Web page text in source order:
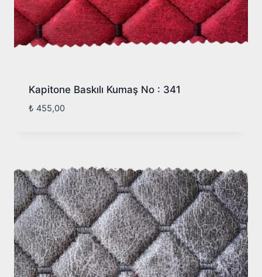
Kapitone Baskılı Kumaş No : 341
₺ 455,00